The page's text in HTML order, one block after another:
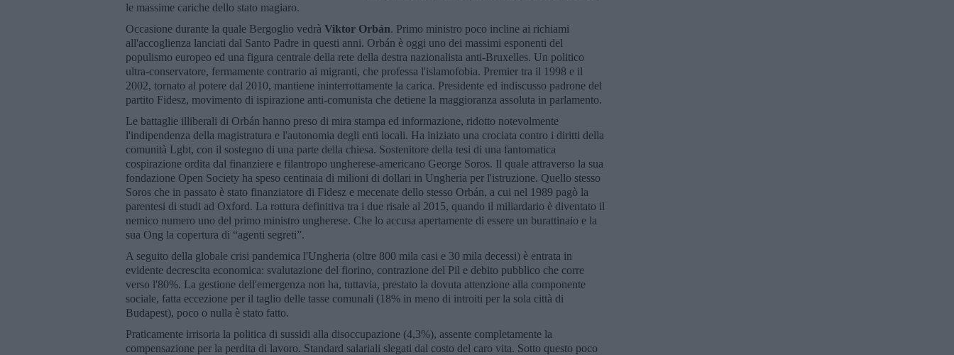
le massime cariche dello stato magiaro.
Occasione durante la quale Bergoglio vedrà Viktor Orbán. Primo ministro poco incline ai richiami
all'accoglienza lanciati dal Santo Padre in questi anni. Orbán è oggi uno dei massimi esponenti del
populismo europeo ed una figura centrale della rete della destra nazionalista anti-Bruxelles. Un politico
ultra-conservatore, fermamente contrario ai migranti, che professa l'islamofobia. Premier tra il 1998 e il
2002, tornato al potere dal 2010, mantiene ininterrottamente la carica. Presidente ed indiscusso padrone del
partito Fidesz, movimento di ispirazione anti-comunista che detiene la maggioranza assoluta in parlamento.
Le battaglie illiberali di Orbán hanno preso di mira stampa ed informazione, ridotto notevolmente
l'indipendenza della magistratura e l'autonomia degli enti locali. Ha iniziato una crociata contro i diritti della
comunità Lgbt, con il sostegno di una parte della chiesa. Sostenitore della tesi di una fantomatica
cospirazione ordita dal finanziere e filantropo ungherese-americano George Soros. Il quale attraverso la sua
fondazione Open Society ha speso centinaia di milioni di dollari in Ungheria per l'istruzione. Quello stesso
Soros che in passato è stato finanziatore di Fidesz e mecenate dello stesso Orbán, a cui nel 1989 pagò la
parentesi di studi ad Oxford. La rottura definitiva tra i due risale al 2015, quando il miliardario è diventato il
nemico numero uno del primo ministro ungherese. Che lo accusa apertamente di essere un burattinaio e la
sua Ong la copertura di “agenti segreti”.
A seguito della globale crisi pandemica l'Ungheria (oltre 800 mila casi e 30 mila decessi) è entrata in
evidente decrescita economica: svalutazione del fiorino, contrazione del Pil e debito pubblico che corre
verso l'80%. La gestione dell'emergenza non ha, tuttavia, prestato la dovuta attenzione alla componente
sociale, fatta eccezione per il taglio delle tasse comunali (18% in meno di introiti per la sola città di
Budapest), poco o nulla è stato fatto.
Praticamente irrisoria la politica di sussidi alla disoccupazione (4,3%), assente completamente la
compensazione per la perdita di lavoro. Standard salariali slegati dal costo del caro vita. Sotto questo poco